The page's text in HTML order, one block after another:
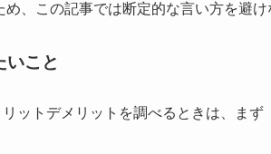
め、この記事では断定的な言い方を避
いこと
ットデメリットを調べるときは、ま